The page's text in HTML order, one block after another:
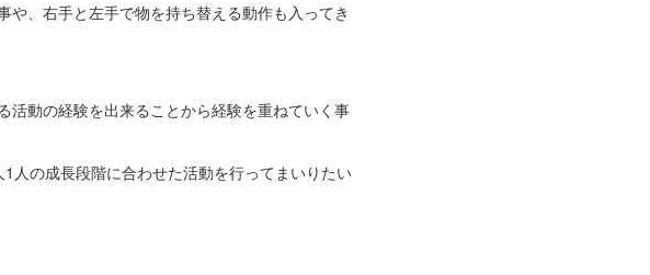
、右手と左手で物を持ち替える動作も入ってき
活動の経験を出来ることから経験を重ねていく事
人の成長段階に合わせた活動を行ってまいりたい